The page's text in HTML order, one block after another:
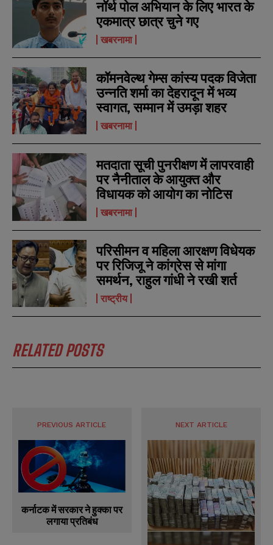
N
a
m
e
*
E
m
l
*
N
u
b
e
r
s
SUBMIT
N
a
m
e
*
E
m
l
*
N
u
b
e
r
s
SUBMIT
नॉर्थ पोल अभियान के लिए भारत के
एकमात्र छात्र चुने गए
खबरनामा
कॉमनवेल्थ गेम्स कांस्य पदक विजेता
उन्नति शर्मा का देहरादून में भव्य
स्वागत, सम्मान में उमड़ा शहर
खबरनामा
मतदाता सूची पुनरीक्षण में लापरवाही
पर नैनीताल के आयुक्त और
विधायक को आयोग का नोटिस
खबरनामा
परिसीमन व महिला आरक्षण विधेयक
पर रिजिजू ने कांग्रेस से मांगा
समर्थन, राहुल गांधी ने रखी शर्त
राष्ट्रीय
RELATED POSTS
PREVIOUS ARTICLE
कर्नाटक में सरकार ने हुक्का पर
लगाया प्रतिबंध
NEXT ARTICLE